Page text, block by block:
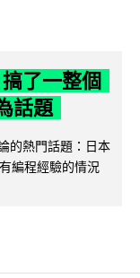
了一整個
話題
的熱門話題：日本
編程經驗的情況